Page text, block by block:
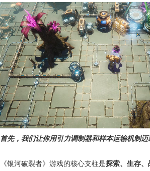
首先，我们让你用引力调制器和样本运输机制迈
《银河破裂者》游戏的核心支柱是探索、生存、